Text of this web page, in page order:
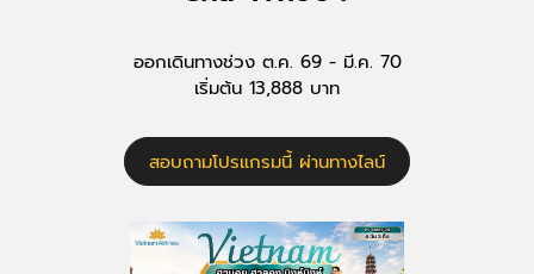
ออกเดินทางช่วง ต.ค. 69 - มี.ค. 70
เริ่มต้น 13,888 บาท
สอบถามโปรแกรมนี้ ผ่านทางไลน์